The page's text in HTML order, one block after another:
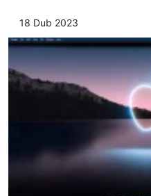
18 Dub 2023